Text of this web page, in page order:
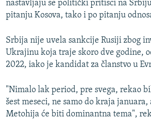
SVE KARTE DEJTONA
nastavljaju se politički pritisci na
pitanju Kosova, tako i po pitanju
Srbija nije uvela sankcije Rusiji zbog
Ukrajinu koja traje skoro dve godine,
2022, iako je kandidat za članstvo u
"Nimalo lak period, pre svega, rekao
šest meseci, ne samo do kraja januara,
Metohija će biti dominantna tema",